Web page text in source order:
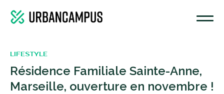
LIFESTYLE
Résidence Familiale Sainte-Anne,
Marseille, ouverture en novembre !